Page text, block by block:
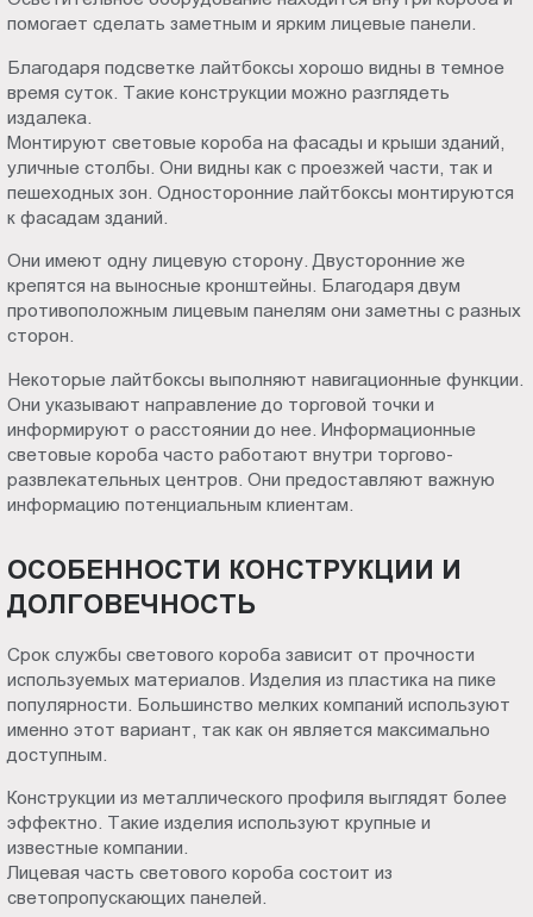
помогает сделать заметным и ярким лицевые панели.
Благодаря подсветке лайтбоксы хорошо видны в темное
время суток. Такие конструкции можно разглядеть
издалека.
Монтируют световые короба на фасады и крыши зданий,
уличные столбы. Они видны как с проезжей части, так и
пешеходных зон. Односторонние лайтбоксы монтируются
к фасадам зданий.
Они имеют одну лицевую сторону. Двусторонние же
крепятся на выносные кронштейны. Благодаря двум
противоположным лицевым панелям они заметны с разных
сторон.
Некоторые лайтбоксы выполняют навигационные функции.
Они указывают направление до торговой точки и
информируют о расстоянии до нее. Информационные
световые короба часто работают внутри торгово-
развлекательных центров. Они предоставляют важную
информацию потенциальным клиентам.
ОСОБЕННОСТИ КОНСТРУКЦИИ И
ДОЛГОВЕЧНОСТЬ
Срок службы светового короба зависит от прочности
используемых материалов. Изделия из пластика на пике
популярности. Большинство мелких компаний используют
именно этот вариант, так как он является максимально
доступным.
Конструкции из металлического профиля выглядят более
эффектно. Такие изделия используют крупные и
известные компании.
Лицевая часть светового короба состоит из
светопропускающих панелей.
Пт.:
18.00
Сб.,
Вс.:
выходной